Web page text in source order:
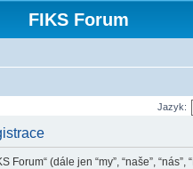
FIKS Forum
Jazyk:
Forum“ (dále jen “my”, “naše”, “nás”,